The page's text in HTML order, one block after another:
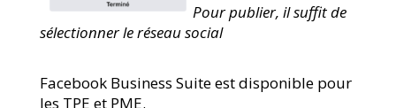
Pour publier, il suffit de
sélectionner le réseau social
Facebook Business Suite est disponible pour
les TPE et PME.